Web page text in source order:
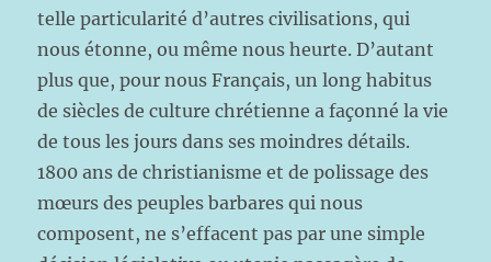
telle particularité d’autres civilisations, qui
nous étonne, ou même nous heurte. D’autant
plus que, pour nous Français, un long habitus
de siècles de culture chrétienne a façonné la vie
de tous les jours dans ses moindres détails.
1800 ans de christianisme et de polissage des
mœurs des peuples barbares qui nous
composent, ne s’effacent pas par une simple